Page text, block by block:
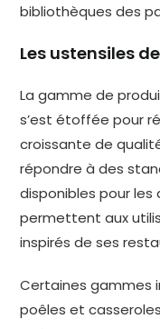
bibliothèques des
Les ustensiles
La gamme de
s’est étoffée pour
croissante de
répondre à des
disponibles pour
permettent aux
inspirés de ses
Certaines gammes
poêles et